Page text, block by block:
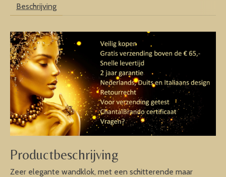
Beschrijving
Productbeschrijving
Zeer elegante wandklok, met een schitterende maar